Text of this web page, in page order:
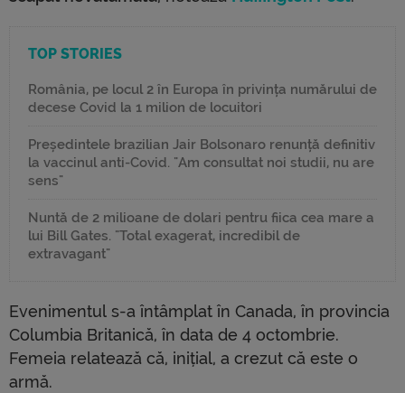
TOP STORIES
România, pe locul 2 în Europa în privința numărului de
decese Covid la 1 milion de locuitori
Președintele brazilian Jair Bolsonaro renunță definitiv
la vaccinul anti-Covid. "Am consultat noi studii, nu are
sens"
Nuntă de 2 milioane de dolari pentru fiica cea mare a
lui Bill Gates. "Total exagerat, incredibil de
extravagant"
Evenimentul s-a întâmplat în Canada, în provincia
Columbia Britanică, în data de 4 octombrie.
Femeia relatează că, inițial, a crezut că este o
armă.